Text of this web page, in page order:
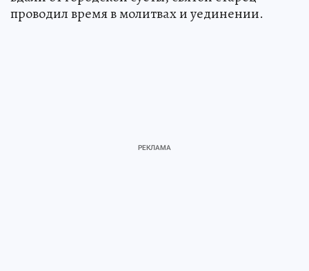
проводил время в молитвах и уединении.